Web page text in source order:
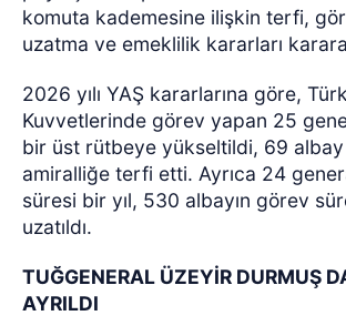
komuta kademesine ilişkin terfi,
uzatma ve emeklilik kararları
2026 yılı YAŞ kararlarına göre,
Kuvvetlerinde görev yapan 25
bir üst rütbeye yükseltildi, 69
amiralliğe terfi etti. Ayrıca 24
süresi bir yıl, 530 albayın görev
uzatıldı.
TUĞGENERAL ÜZEYİR DURMUŞ
AYRILDI